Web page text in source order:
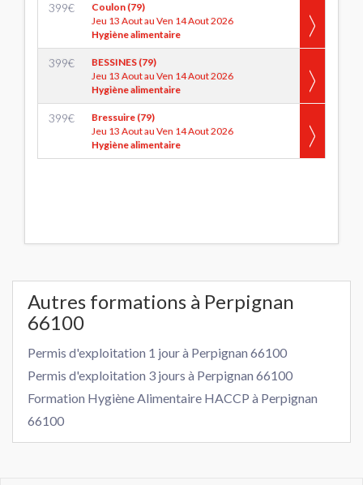
399€
Coulon (79)
Jeu 13 Aout au Ven 14 Aout 2026
Hygiène alimentaire
399€
BESSINES (79)
Jeu 13 Aout au Ven 14 Aout 2026
Hygiène alimentaire
399€
Bressuire (79)
Jeu 13 Aout au Ven 14 Aout 2026
Hygiène alimentaire
Autres formations à Perpignan
66100
Permis d'exploitation 1 jour à Perpignan 66100
Permis d'exploitation 3 jours à Perpignan 66100
Formation Hygiène Alimentaire HACCP à Perpignan
66100